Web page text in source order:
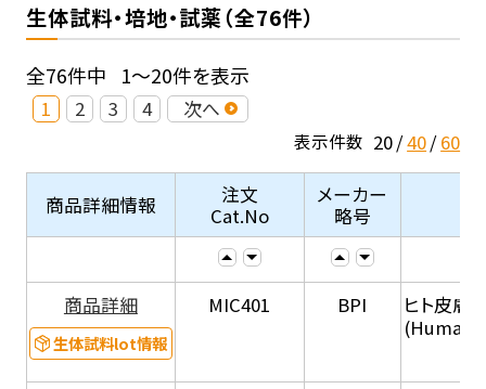
生体試料・培地・試薬（全76件）
全76件中 1～20件を表示
1 2 3 4 次へ
表示件数 20 40 60
商品詳細情報
注文
Cat.No
メーカー
略号
商品詳細
生体試料lot情報
MIC401 BPI
ヒト皮膚
(Human